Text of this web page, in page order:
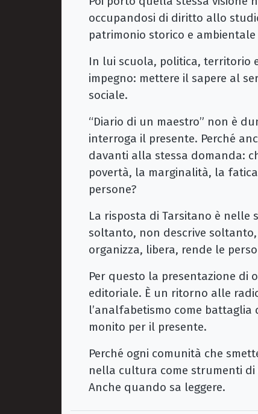
occupandosi di diritto allo
patrimonio storico e
In lui scuola, politica, territorio
impegno: mettere il sapere al
sociale.
“Diario di un maestro” non è
interroga il presente. Perché
davanti alla stessa domanda:
povertà, la marginalità, la
persone?
La risposta di Tarsitano è nelle
soltanto, non descrive
organizza, libera, rende le
Per questo la presentazione di
editoriale. È un ritorno alle
l’analfabetismo come battaglia
monito per il presente.
Perché ogni comunità che
nella cultura come strumenti
Anche quando sa leggere.